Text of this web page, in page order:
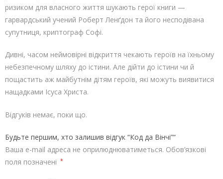
ризиком для власного життя шукають герої книги —
гарвардський учений Роберт Ленґдон та його несподівана
супутниця, криптограф Софі.
Дивні, часом неймовірні відкриття чекають героїв на їхньому
небезпечному шляху до істини. Але дійти до істини чи й
пощастить аж майбутнім дітям героїв, які можуть виявитися
нащадками Ісуса Христа.
Відгуків немає, поки що.
Будьте першим, хто залишив відгук “Код да Вінчі”“
Ваша e-mail адреса не оприлюднюватиметься. Обов’язкові
поля позначені *